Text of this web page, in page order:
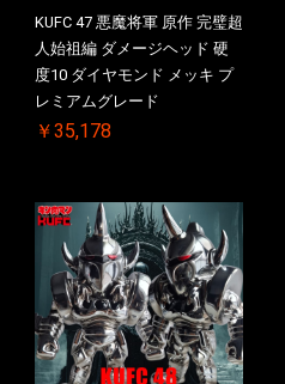
KUFC 47 悪魔将軍 原作 完璧超
人始祖編 ダメージヘッド 硬
度10 ダイヤモンド メッキ プ
レミアムグレード
￥35,178